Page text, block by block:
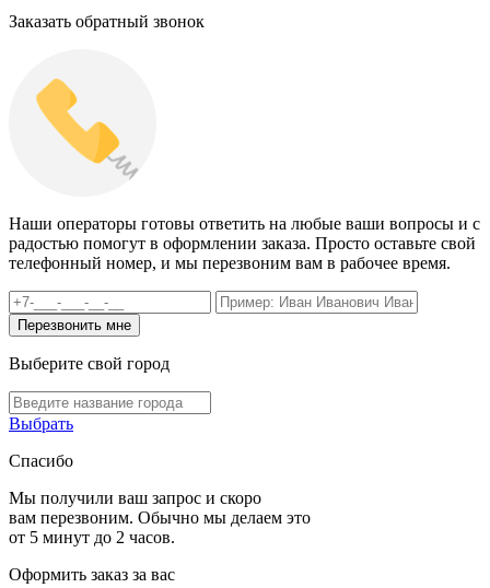
Заказать обратный звонок
Наши операторы готовы ответить на любые ваши вопросы и с
радостью помогут в оформлении заказа. Просто оставьте свой
телефонный номер, и мы перезвоним вам в рабочее время.
Выберите свой город
Выбрать
Спасибо
Мы получили ваш запрос и скоро
вам перезвоним. Обычно мы делаем это
от 5 минут до 2 часов.
Оформить заказ за вас